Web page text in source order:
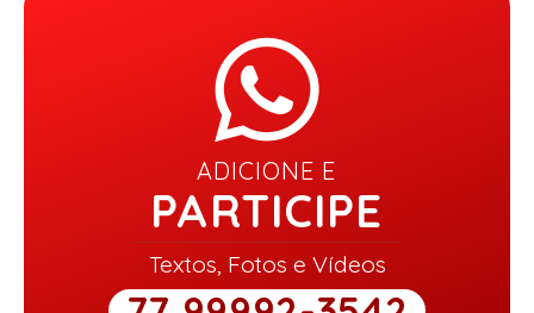
ADICIONE E
PARTICIPE
Textos, Fotos e Vídeos